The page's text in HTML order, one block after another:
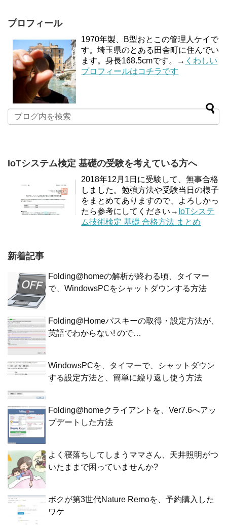
プロフィール
1970年製、B型おとこの管理人ケイで
す。埼玉県のとある田舎町に住んでい
ます。身長168.5cmです。→ くわしい
プロフィールはコチラです
IoTシステム検定 基礎の受験を考えている方へ
2018年12月1日に受験して、無事合格
しました。勉強方法や受験当日の様子
をまとめてありますので、よろしかっ
たら参考にしてください→ IoTシステ
ム技術検定 基礎 合格方法 まとめ
新着記事
Folding@homeの解析が終わる頃、タイマー
で、WindowsPCをシャットダウンする方法
Folding@Homeパスキーの取得・設定方法が、
英語でわからない! ので…
WindowsPCを、タイマーで、シャットダウン
する設定方法と、簡単に繰り返し使う方法
Folding@homeクライアントを、Ver7.6へアッ
プデートした方法
よく寝落ちしてしまうママさん、天井照明がつ
いたままで困っていませんか?
ボクが第3世代Nature Remoを、予約購入した
ワケ